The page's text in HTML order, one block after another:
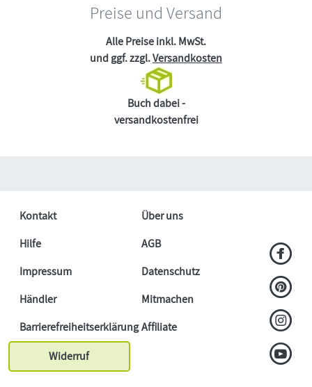
Preise und Versand
Alle Preise inkl. MwSt.
und ggf. zzgl.Versandkosten
Buch dabei -
versandkostenfrei
Kontakt
Über uns
Hilfe
AGB
Impressum
Datenschutz
Händler
Mitmachen
BarrierefreiheitserklärungAffiliate
Widerruf